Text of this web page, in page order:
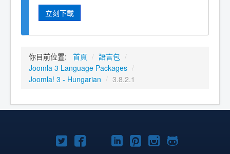
立刻下載
你目前位置: 首頁 / 語言包 /
Joomla 3 Language Packages /
Joomla! 3 - Hungarian / 3.8.2.1
TwitterFacebookYouTube
Linkedln
Pinterest
Instagram
GitHub